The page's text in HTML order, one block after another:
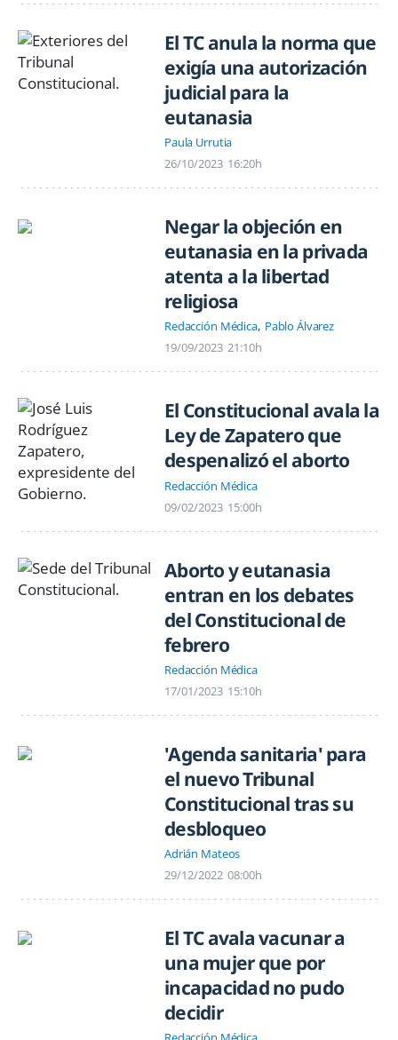
El TC anula la norma que
exigía una autorización
judicial para la
eutanasia
Paula Urrutia
26/10/2023 16:20h
Negar la objeción en
eutanasia en la privada
atenta a la libertad
religiosa
Redacción Médica Pablo Álvarez
19/09/2023 21:10h
El Constitucional avala la
Ley de Zapatero que
despenalizó el aborto
Redacción Médica
09/02/2023 15:00h
Aborto y eutanasia
entran en los debates
del Constitucional de
febrero
Redacción Médica
17/01/2023 15:10h
'Agenda sanitaria' para
el nuevo Tribunal
Constitucional tras su
desbloqueo
Adrián Mateos
29/12/2022 08:00h
El TC avala vacunar a
una mujer que por
incapacidad no pudo
decidir